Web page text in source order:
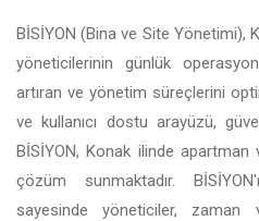
BİSİYON (Bina ve Site Yönetimi),
yöneticilerinin günlük
artıran ve yönetim süreçlerini
ve kullanıcı dostu arayüzü,
BİSİYON, Konak ilinde
çözüm sunmaktadır.
sayesinde yöneticiler,